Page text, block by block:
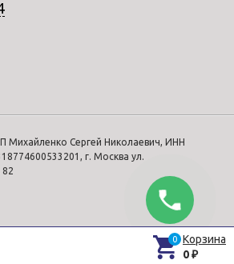
Михайленко Сергей Николаевич, ИНН
г. Москва ул.
82
0 Корзина
0 ₽